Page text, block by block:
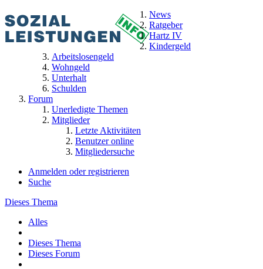
News
Ratgeber
Hartz IV
Kindergeld
Arbeitslosengeld
Wohngeld
Unterhalt
Schulden
Forum
Unerledigte Themen
Mitglieder
Letzte Aktivitäten
Benutzer online
Mitgliedersuche
Anmelden oder registrieren
Suche
Dieses Thema
Alles
Dieses Thema
Dieses Forum